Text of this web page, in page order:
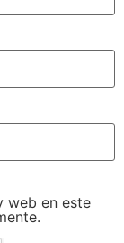
web en este